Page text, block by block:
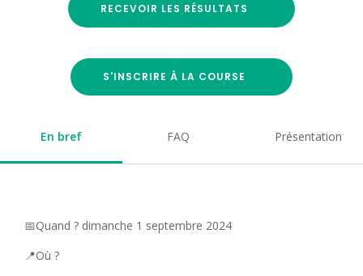
RECEVOIR LES RÉSULTATS
S'INSCRIRE À LA COURSE
En bref FAQ Présentation
📅Quand ? dimanche 1 septembre 2024
📍Où ?